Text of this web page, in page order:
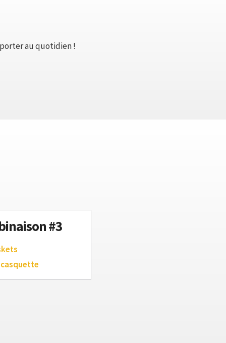
au quotidien !
#3